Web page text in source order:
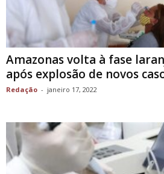
Amazonas volta à fase
após explosão de novos
Redação - janeiro 17, 2022